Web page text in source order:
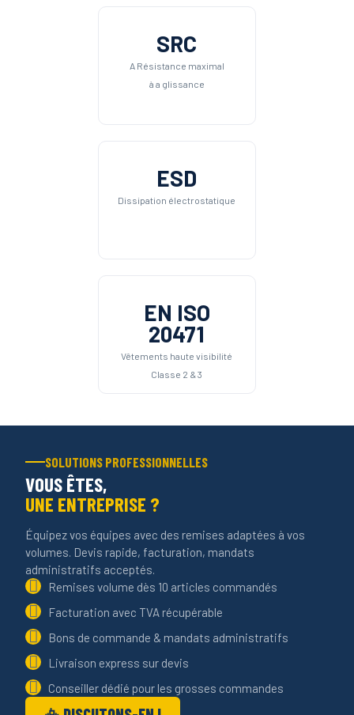
SRC
A Résistance maximal
à a glissance
ESD
Dissipation électrostatique
EN ISO
20471
Vêtements haute visibilité
Classe 2 & 3
SOLUTIONS PROFESSIONNELLES
VOUS ÊTES,
UNE ENTREPRISE ?
Équipez vos équipes avec des remises adaptées à vos
volumes. Devis rapide, facturation, mandats
administratifs acceptés.
Remises volume dès 10 articles commandés
Facturation avec TVA récupérable
Bons de commande & mandats administratifs
Livraison express sur devis
Conseiller dédié pour les grosses commandes